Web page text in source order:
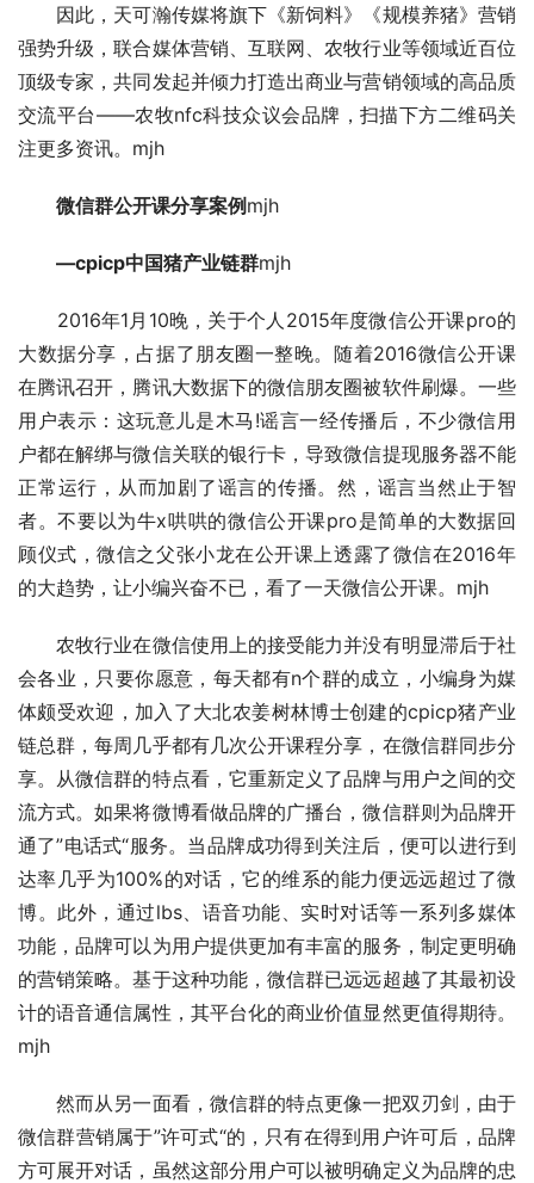
因此，天可瀚传媒将旗下《新饲料》《规模养猪》营销
强势升级，联合媒体营销、互联网、农牧行业等领域近百位
顶级专家，共同发起并倾力打造出商业与营销领域的高品质
交流平台——农牧nfc科技众议会品牌，扫描下方二维码关
注更多资讯。mjh
微信群公开课分享案例mjh
—cpicp中国猪产业链群mjh
2016年1月10晚，关于个人2015年度微信公开课pro的
大数据分享，占据了朋友圈一整晚。随着2016微信公开课
在腾讯召开，腾讯大数据下的微信朋友圈被软件刷爆。一些
用户表示：这玩意儿是木马!谣言一经传播后，不少微信用
户都在解绑与微信关联的银行卡，导致微信提现服务器不能
正常运行，从而加剧了谣言的传播。然，谣言当然止于智
者。不要以为牛x哄哄的微信公开课pro是简单的大数据回
顾仪式，微信之父张小龙在公开课上透露了微信在2016年
的大趋势，让小编兴奋不已，看了一天微信公开课。mjh
农牧行业在微信使用上的接受能力并没有明显滞后于社
会各业，只要你愿意，每天都有n个群的成立，小编身为媒
体颇受欢迎，加入了大北农姜树林博士创建的cpicp猪产业
链总群，每周几乎都有几次公开课程分享，在微信群同步分
享。从微信群的特点看，它重新定义了品牌与用户之间的交
流方式。如果将微博看做品牌的广播台，微信群则为品牌开
通了”电话式“服务。当品牌成功得到关注后，便可以进行到
达率几乎为100%的对话，它的维系的能力便远远超过了微
博。此外，通过lbs、语音功能、实时对话等一系列多媒体
功能，品牌可以为用户提供更加有丰富的服务，制定更明确
的营销策略。基于这种功能，微信群已远远超越了其最初设
计的语音通信属性，其平台化的商业价值显然更值得期待。
mjh
然而从另一面看，微信群的特点更像一把双刃剑，由于
微信群营销属于”许可式“的，只有在得到用户许可后，品牌
方可展开对话，虽然这部分用户可以被明确定义为品牌的忠